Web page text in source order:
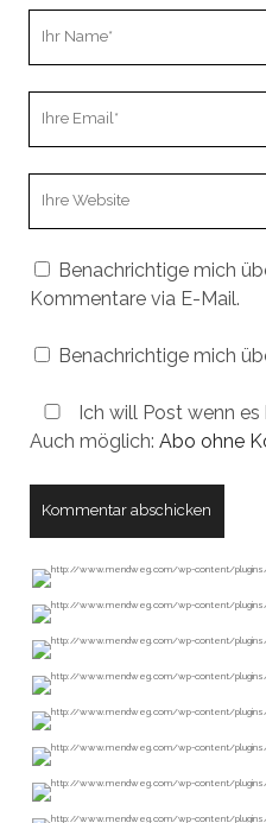
Benachrichtige mich
Kommentare via E-Mail.
Benachrichtige mich
Ich will Post wenn es
Auch möglich: Abo ohne